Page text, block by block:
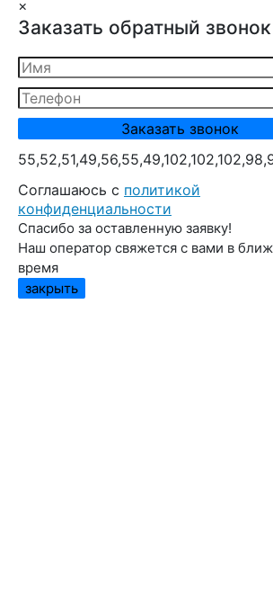
×
Заказать обратный звонок
Cоглашаюсь с политикой
конфиденциальности
Спасибо за оставленную заявку!
Наш оператор свяжется с вами в
время
закрыть